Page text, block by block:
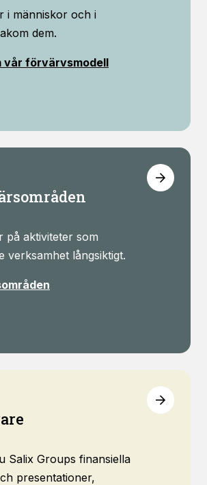
i människor och i
dem.
vår förvärvsmodell
på aktiviteter som
verksamhet långsiktigt.
Salix Groups finansiella
presentationer,